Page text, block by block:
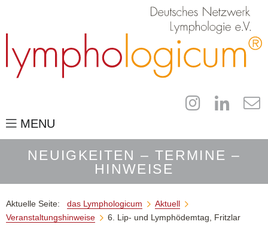
MENU
das Lymphologicum
der Campus
für Patienten
NEUIGKEITEN – TERMINE –
HINWEISE
Aktuelle Seite: das Lymphologicum  Aktuell 
Veranstaltungshinweise  6. Lip- und Lymphödemtag, Fritzlar